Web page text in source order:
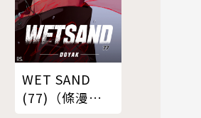
WET SAND
(77)（條漫